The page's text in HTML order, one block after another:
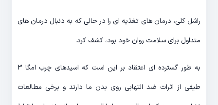
راشل کلی، درمان های تغذیه ای را در حالی که به دنبال درمان های
متداول برای سلامت روان خود بود، کشف کرد.
به طور گسترده ای اعتقاد بر این است که اسیدهای چرب امگا 3
طیفی از اثرات ضد التهابی روی بدن ما دارند و برخی مطالعات